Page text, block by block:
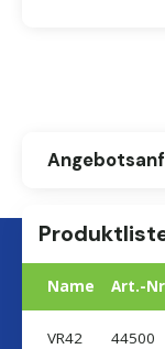
Name Art.-
VR42 44500